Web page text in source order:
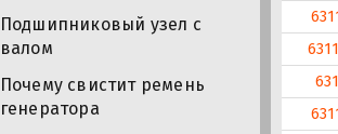
Подшипниковый узел с
валом
Почему свистит ремень
генератора